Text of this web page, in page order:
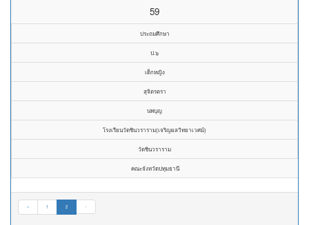
59
ประถมศึกษา
ป.๖
เด็กหญิง
สุจิตรตรา
นพบุญ
โรงเรียนวัดชินวราราม(เจริญผลวิทยาเวศม์)
วัดชินวราราม
คณะจังหวัดปทุมธานี
« 1 2 »